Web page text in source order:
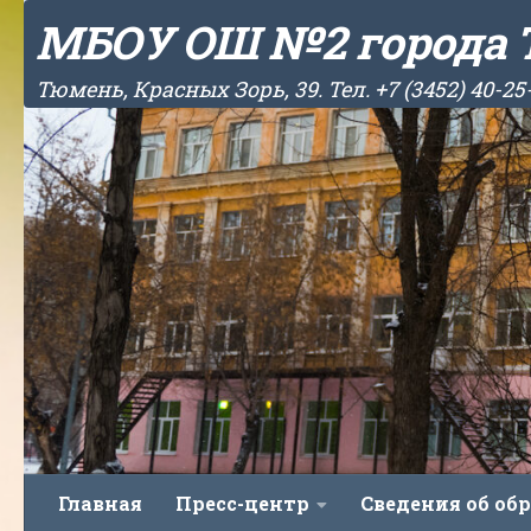
Skip to content
МБОУ ОШ №2 города
Тюмень, Красных Зорь, 39. Тел. +7 (3452) 40-
Главная Пресс-центр Сведения об